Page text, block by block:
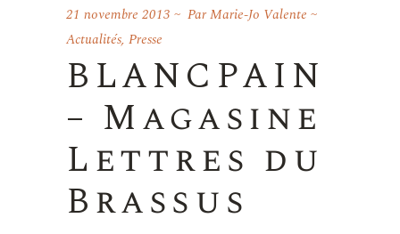
21 novembre 2013 ParMarie-Jo Valente
Actualités, Presse
BLANCPAIN
– Magasine
Lettres du
Brassus